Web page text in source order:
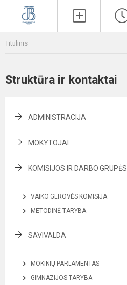
Titulinis
Struktūra ir kontaktai
ADMINISTRACIJA
MOKYTOJAI
KOMISIJOS IR DARBO GRUPĖS
VAIKO GEROVĖS KOMISIJA
METODINĖ TARYBA
SAVIVALDA
MOKINIŲ PARLAMENTAS
GIMNAZIJOS TARYBA